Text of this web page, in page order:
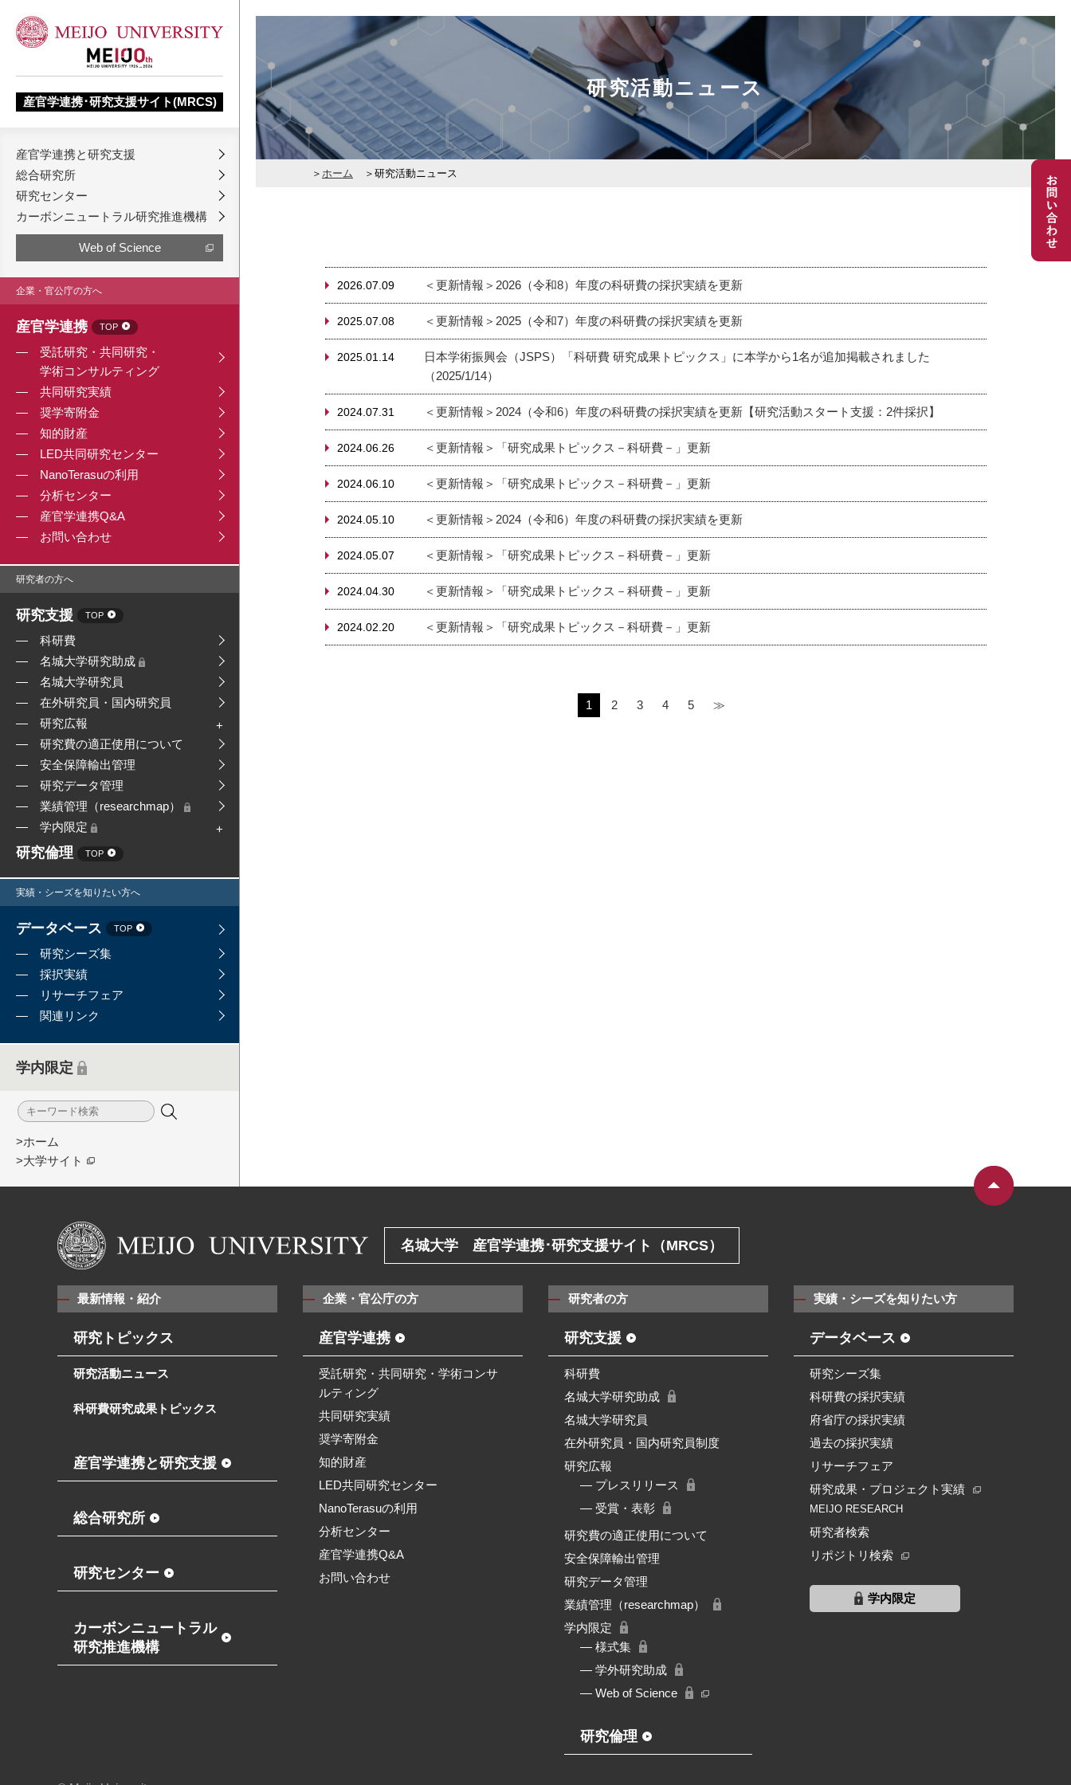
産官学連携･研究支援サイト(MRCS)
産官学連携と研究支援
総合研究所
研究センター
カーボンニュートラル研究推進機構
Web of Science
企業・官公庁の方へ
産官学連携 TOP
受託研究・共同研究・
学術コンサルティング
共同研究実績
奨学寄附金
知的財産
LED共同研究センター
NanoTerasuの利用
分析センター
産官学連携Q&A
お問い合わせ
研究者の方へ
研究支援 TOP
科研費
名城大学研究助成
名城大学研究員
在外研究員・国内研究員
研究広報
研究費の適正使用について
安全保障輸出管理
研究データ管理
業績管理（researchmap）
学内限定
研究倫理 TOP
実績・シーズを知りたい方へ
データベース TOP
研究シーズ集
採択実績
リサーチフェア
関連リンク
学内限定
>ホーム
>大学サイト
研究活動ニュース
ホーム 研究活動ニュース
2026.07.09 ＜更新情報＞2026（令和8）年度の科研費の採択実績を更新
2025.07.08 ＜更新情報＞2025（令和7）年度の科研費の採択実績を更新
2025.01.14
日本学術振興会（JSPS）「科研費 研究成果トピックス」に本学から1名が追加掲載されました
（2025/1/14）
2024.07.31 ＜更新情報＞2024（令和6）年度の科研費の採択実績を更新【研究活動スタート支援：2件採択】
2024.06.26 ＜更新情報＞「研究成果トピックス－科研費－」更新
2024.06.10 ＜更新情報＞「研究成果トピックス－科研費－」更新
2024.05.10 ＜更新情報＞2024（令和6）年度の科研費の採択実績を更新
2024.05.07 ＜更新情報＞「研究成果トピックス－科研費－」更新
2024.04.30 ＜更新情報＞「研究成果トピックス－科研費－」更新
2024.02.20 ＜更新情報＞「研究成果トピックス－科研費－」更新
1 2 3 4 5 ≫
名城大学 産官学連携･研究支援サイト（MRCS）
最新情報・紹介
研究トピックス
研究活動ニュース
科研費研究成果トピックス
産官学連携と研究支援
総合研究所
研究センター
カーボンニュートラル
研究推進機構
企業・官公庁の方
産官学連携
受託研究・共同研究・学術コンサ
ルティング
共同研究実績
奨学寄附金
知的財産
LED共同研究センター
NanoTerasuの利用
分析センター
産官学連携Q&A
お問い合わせ
研究者の方
研究支援
科研費
名城大学研究助成
名城大学研究員
在外研究員・国内研究員制度
研究広報
― プレスリリース
― 受賞・表彰
研究費の適正使用について
安全保障輸出管理
研究データ管理
業績管理（researchmap）
学内限定
― 様式集
― 学外研究助成
― Web of Science
研究倫理
実績・シーズを知りたい方
データベース
研究シーズ集
科研費の採択実績
府省庁の採択実績
過去の採択実績
リサーチフェア
研究成果・プロジェクト実績
MEIJO RESEARCH
研究者検索
リポジトリ検索
学内限定